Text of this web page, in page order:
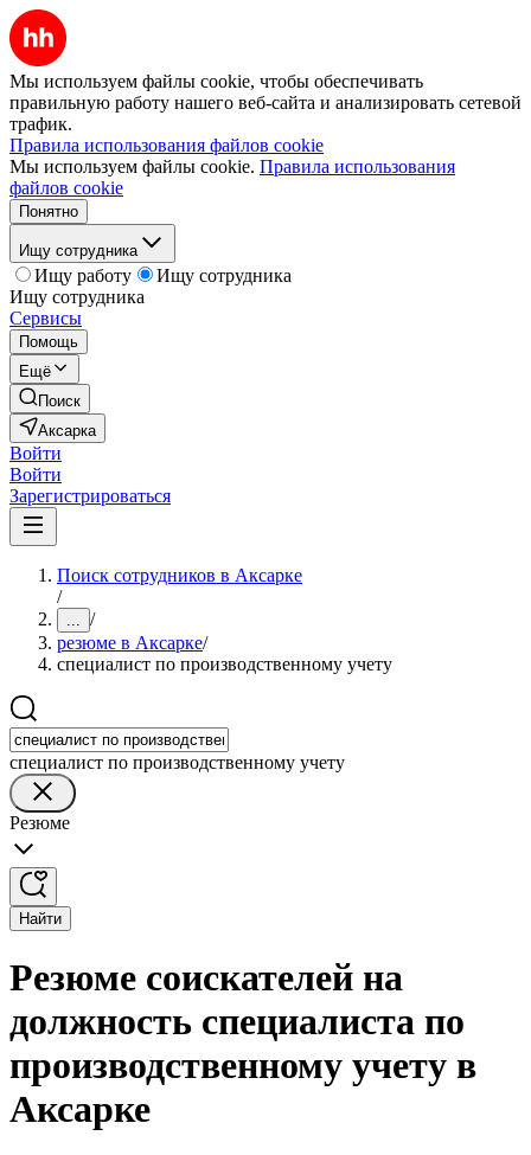
Мы используем файлы cookie, чтобы обеспечивать
правильную работу нашего веб-сайта и анализировать сетевой
трафик.
Правила использования файлов cookie
Мы используем файлы cookie. Правила использования
файлов cookie
Понятно
Ищу сотрудника
Ищу работу
Ищу сотрудника
Ищу сотрудника
Сервисы
Помощь
Ещё
Поиск
Аксарка
Войти
Войти
Зарегистрироваться
Поиск сотрудников в Аксарке
/
... /
резюме в Аксарке/
специалист по производственному учету
специалист по производственному учету
Резюме
Найти
Резюме соискателей на
должность специалиста по
производственному учету в
Аксарке